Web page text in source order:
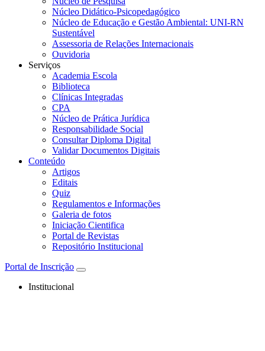
Núcleo Didático-Psicopedagógico
Núcleo de Educação e Gestão Ambiental: UNI-RN
Sustentável
Assessoria de Relações Internacionais
Ouvidoria
Serviços
Academia Escola
Biblioteca
Clínicas Integradas
CPA
Núcleo de Prática Jurídica
Responsabilidade Social
Consultar Diploma Digital
Validar Documentos Digitais
Conteúdo
Artigos
Editais
Quiz
Regulamentos e Informações
Galeria de fotos
Iniciação Cientifica
Portal de Revistas
Repositório Institucional
Portal de Inscrição
Institucional